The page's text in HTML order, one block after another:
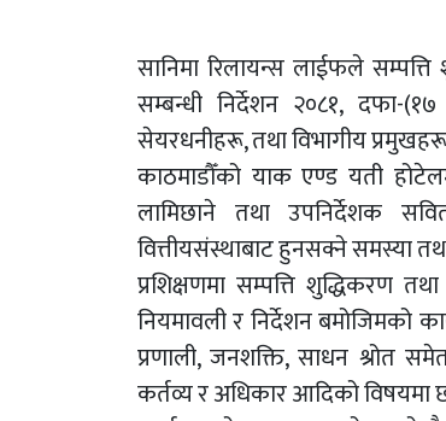
सानिमा रिलायन्स लाईफले
सम्बन्धी निर्देशन २०८१, दफा-
सेयरधनीहरू, तथा विभागीय
काठमाडौँको याक एण्ड यती
लामिछाने तथा उपनिर्देशक
वित्तीयसंस्थाबाट हुनसक्ने समस्या
प्रशिक्षणमा सम्पत्ति शुद्धिकरण
नियमावली र निर्देशन बमोजिमको
प्रणाली, जनशक्ति, साधन श्रोत
कर्तव्य र अधिकार आदिको